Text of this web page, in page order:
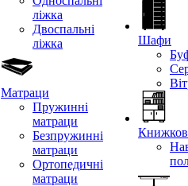
ліжка
Двоспальні
ліжка
Матраци
Пружинні
матраци
Безпружинні
матраци
Ортопедичні
матраци
Шафи